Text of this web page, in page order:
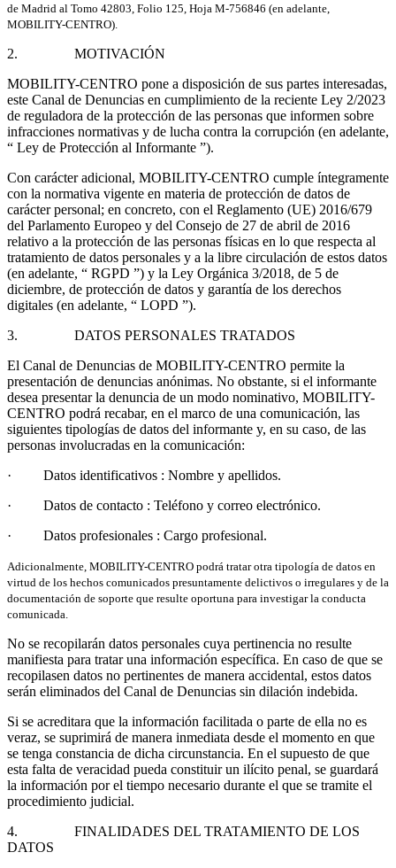
de Madrid al Tomo 42803, Folio 125, Hoja M-756846 (en adelante,
MOBILITY-CENTRO).
2. MOTIVACIÓN
MOBILITY-CENTRO pone a disposición de sus partes interesadas,
este Canal de Denuncias en cumplimiento de la reciente Ley 2/2023
de reguladora de la protección de las personas que informen sobre
infracciones normativas y de lucha contra la corrupción (en adelante,
“ Ley de Protección al Informante ”).
Con carácter adicional, MOBILITY-CENTRO cumple íntegramente
con la normativa vigente en materia de protección de datos de
carácter personal; en concreto, con el Reglamento (UE) 2016/679
del Parlamento Europeo y del Consejo de 27 de abril de 2016
relativo a la protección de las personas físicas en lo que respecta al
tratamiento de datos personales y a la libre circulación de estos datos
(en adelante, “ RGPD ”) y la Ley Orgánica 3/2018, de 5 de
diciembre, de protección de datos y garantía de los derechos
digitales (en adelante, “ LOPD ”).
3. DATOS PERSONALES TRATADOS
El Canal de Denuncias de MOBILITY-CENTRO permite la
presentación de denuncias anónimas. No obstante, si el informante
desea presentar la denuncia de un modo nominativo, MOBILITY-
CENTRO podrá recabar, en el marco de una comunicación, las
siguientes tipologías de datos del informante y, en su caso, de las
personas involucradas en la comunicación:
· Datos identificativos : Nombre y apellidos.
· Datos de contacto : Teléfono y correo electrónico.
· Datos profesionales : Cargo profesional.
Adicionalmente, MOBILITY-CENTRO podrá tratar otra tipología de datos en
virtud de los hechos comunicados presuntamente delictivos o irregulares y de la
documentación de soporte que resulte oportuna para investigar la conducta
comunicada.
No se recopilarán datos personales cuya pertinencia no resulte
manifiesta para tratar una información específica. En caso de que se
recopilasen datos no pertinentes de manera accidental, estos datos
serán eliminados del Canal de Denuncias sin dilación indebida.
Si se acreditara que la información facilitada o parte de ella no es
veraz, se suprimirá de manera inmediata desde el momento en que
se tenga constancia de dicha circunstancia. En el supuesto de que
esta falta de veracidad pueda constituir un ilícito penal, se guardará
la información por el tiempo necesario durante el que se tramite el
procedimiento judicial.
4. FINALIDADES DEL TRATAMIENTO DE LOS
DATOS